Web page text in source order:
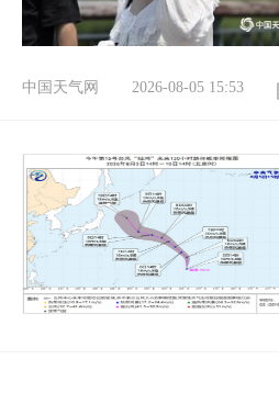
中国天气网 2026-08-05 15:53